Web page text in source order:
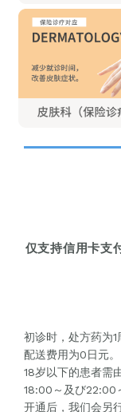
仅支持信用卡
初诊时，处方药为1
配送费用为0日元。
18岁以下的患者需
18:00～及び22:00
开通后，我们会另